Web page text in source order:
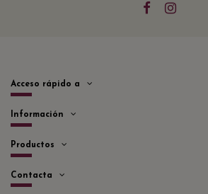
Acceso rápido a
Información
Productos
Contacta